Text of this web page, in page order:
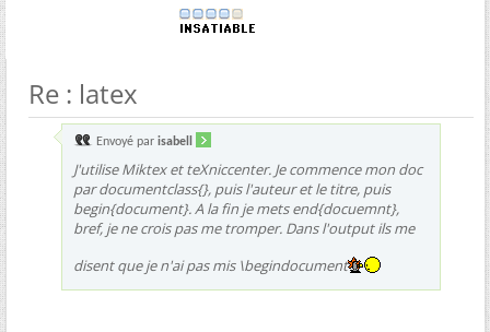
Re : latex
Envoyé par isabell
J'utilise Miktex et teXniccenter. Je commence mon doc
par documentclass{}, puis l'auteur et le titre, puis
begin{document}. A la fin je mets end{docuemnt},
bref, je ne crois pas me tromper. Dans l'output ils me
disent que je n'ai pas mis \begindocument